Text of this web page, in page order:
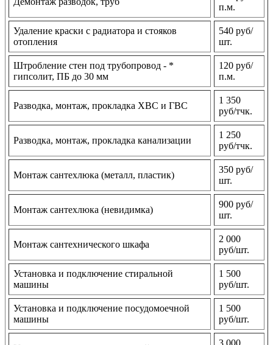
п.м.
Удаление краски с радиатора и стояков
отопления
540 руб/
шт.
Штробление стен под трубопровод - *
гипсолит, ПБ до 30 мм
120 руб/
п.м.
Разводка, монтаж, прокладка ХВС и ГВС
1 350
руб/тчк.
Разводка, монтаж, прокладка канализации
1 250
руб/тчк.
Монтаж сантехлюка (металл, пластик)
350 руб/
шт.
Монтаж сантехлюка (невидимка)
900 руб/
шт.
Монтаж сантехнического шкафа
2 000
руб/шт.
Установка и подключение стиральной
машины
1 500
руб/шт.
Установка и подключение посудомоечной
машины
1 500
руб/шт.